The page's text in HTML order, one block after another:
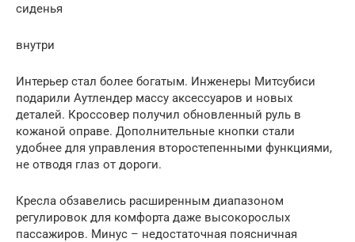
сиденья
внутри
Интерьер стал более богатым. Инженеры Митсубиси
подарили Аутлендер массу аксессуаров и новых
деталей. Кроссовер получил обновленный руль в
кожаной оправе. Дополнительные кнопки стали
удобнее для управления второстепенными функциями,
не отводя глаз от дороги.
Кресла обзавелись расширенным диапазоном
регулировок для комфорта даже высокорослых
пассажиров. Минус – недостаточная поясничная